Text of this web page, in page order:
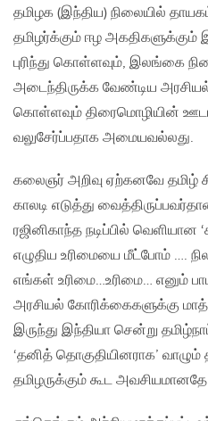
தமிழக (இந்திய) நிலையில்
தமிழர்க்கும் ஈழ
புரிந்து கொள்ளவும், இலங்கை
அடைந்திருக்க வேண்டிய அரசியல்
கொள்ளவும் திரைமொழியின்
வலுசேர்ப்பதாக அமையவல்லது.
கலைஞர் அறிவு ஏற்கனவே தமிழ்
காலடி எடுத்து
ரஜினிகாந்த நடிப்பில் வெளியான
எழுதிய உரிமையை மீட்போம் ….
எங்கள் உரிமை…உரிமை… எனும்
அரசியல் கோரிக்கைகளுக்கு
இருந்து இந்தியா சென்று
‘தனித் தொகுதியினராக’
தமிழருக்கும் கூட